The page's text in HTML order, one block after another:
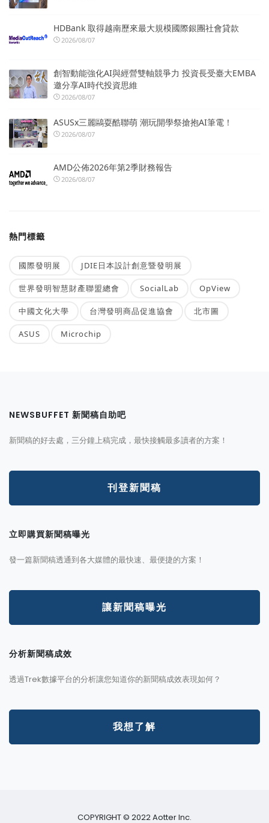
HDBank 取得越南歷來最大規模國際銀團社會貸款
2026/08/07
創智動能強化AI與經營雙軸競爭力 投資長受臺大EMBA
邀分享AI時代投資思維
2026/08/07
ASUSx三麗鷗耍酷聯萌 潮玩開學祭搶抱AI筆電！
2026/08/07
AMD公佈2026年第2季財務報告
2026/08/07
熱門標籤
國際發明展 JDIE日本設計創意暨發明展
世界發明智慧財產聯盟總會 SocialLab OpView
中國文化大學 台灣發明商品促進協會 北市圖
ASUS Microchip
NEWSBUFFET 新聞稿自助吧
新聞稿的好去處，三分鐘上稿完成，最快接觸最多讀者的方案！
刊登新聞稿
立即購買新聞稿曝光
發一篇新聞稿透通到各大媒體的最快速、最便捷的方案！
讓新聞稿曝光
分析新聞稿成效
透過Trek數據平台的分析讓您知道你的新聞稿成效表現如何？
我想了解
COPYRIGHT © 2022 Aotter Inc.